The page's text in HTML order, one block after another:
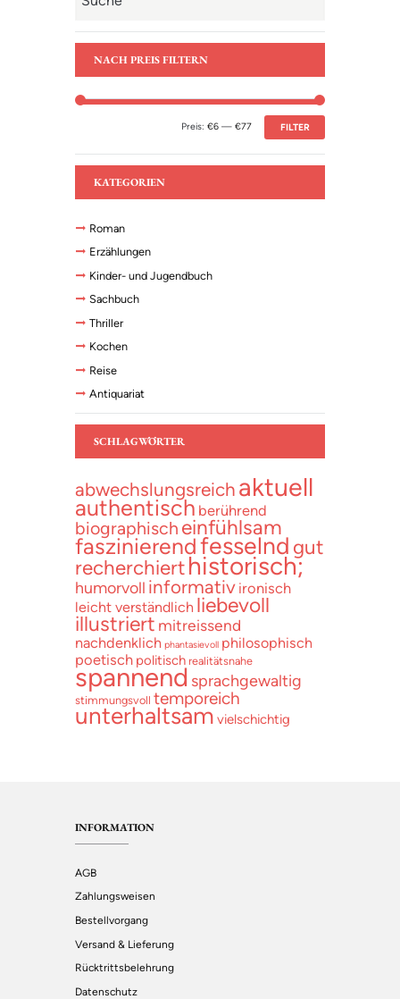
NACH PREIS FILTERN
FILTER
Preis: €6— €77
KATEGORIEN
Roman
Erzählungen
Kinder- und Jugendbuch
Sachbuch
Thriller
Kochen
Reise
Antiquariat
SCHLAGWÖRTER
abwechslungsreich aktuell
authentisch berührend
biographisch einfühlsam
faszinierendfesselnd gut
recherchierthistorisch;
humorvoll informativ ironisch
leicht verständlich liebevoll
illustriert mitreissend
nachdenklich phantasievoll philosophisch
poetisch politisch realitätsnahe
spannend sprachgewaltig
stimmungsvoll temporeich
unterhaltsam vielschichtig
INFORMATION
AGB
Zahlungsweisen
Bestellvorgang
Versand & Lieferung
Rücktrittsbelehrung
Datenschutz